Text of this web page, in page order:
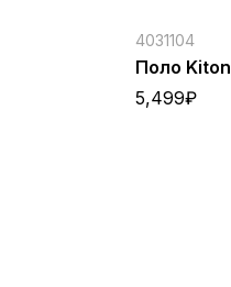
4031104
Поло Kiton
5,499₽